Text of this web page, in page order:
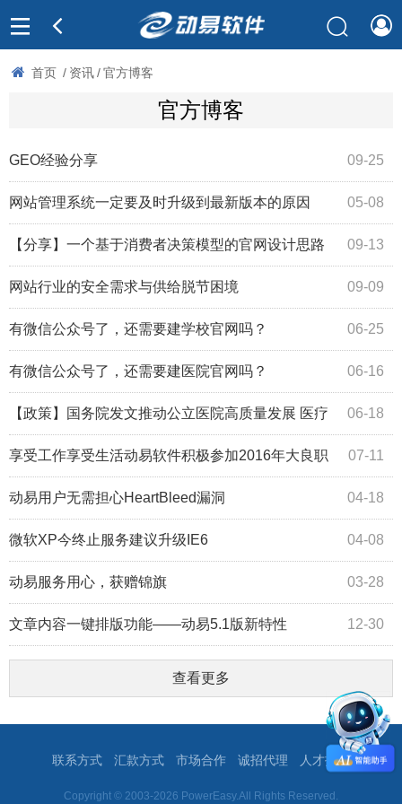
首页 / 资讯 / 官方博客
官方博客
09-25
GEO经验分享
05-08
网站管理系统一定要及时升级到最新版本的原因
09-13
【分享】一个基于消费者决策模型的官网设计思路
09-09
网站行业的安全需求与供给脱节困境
06-25
有微信公众号了，还需要建学校官网吗？
06-16
有微信公众号了，还需要建医院官网吗？
06-18
【政策】国务院发文推动公立医院高质量发展 医疗
信息化将提速 07-11
享受工作享受生活动易软件积极参加2016年大良职
工体育节 04-18
动易用户无需担心HeartBleed漏洞
04-08
微软XP今终止服务建议升级IE6
03-28
动易服务用心，获赠锦旗
12-30
文章内容一键排版功能——动易5.1版新特性
查看更多
联系方式 汇款方式 市场合作 诚招代理 人才招聘
Copyright © 2003-2026 PowerEasy.All Rights Reserved.